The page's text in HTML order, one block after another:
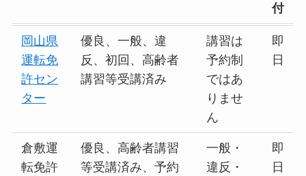
付
岡山県
運転免
許セン
ター
優良、一般、違
反、初回、高齢者
講習等受講済み
講習は
予約制
ではあ
りませ
ん
即
日
倉敷運
転免許
優良、高齢者講習
等受講済み、予約
一般・
違反・
即
日